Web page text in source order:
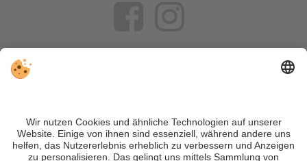
VIVOSüdtirol ist das Reiseportal für alle, die Südtirol nicht nur
besuchen, sondern wirklich erleben wollen – inklusive Tipps,
tollen Unterkünften und Angeboten.